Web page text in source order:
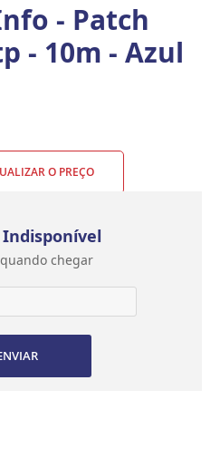
- Patch
- 10m - Azul
O PREÇO
chegar